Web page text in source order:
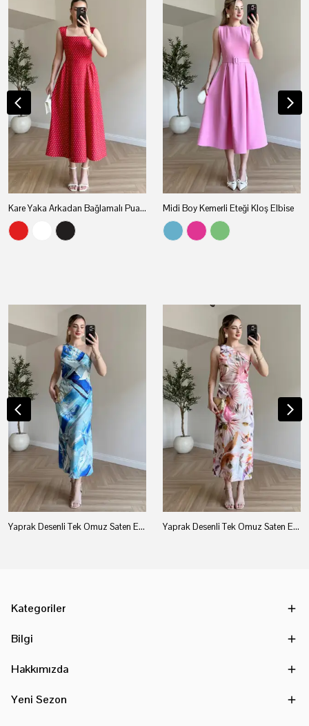
Kare Yaka Arkadan Bağlamalı Puantiyeli Elbise Midi Boy Kemerli Eteği Kloş Elbise
Yaprak Desenli Tek Omuz Saten Elbise - Mavi Yaprak Desenli Tek Omuz Saten Elbise - Pudra
Kategoriler
Bilgi
Hakkımızda
Yeni Sezon